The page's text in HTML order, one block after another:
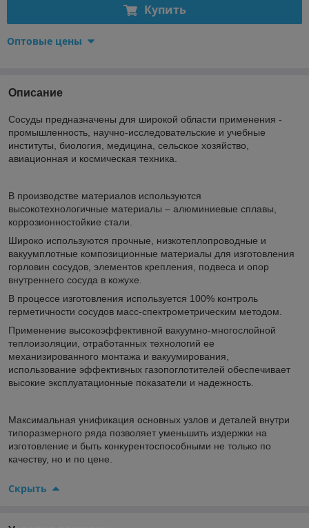
Купить
Оптовые цены
Описание
Сосуды предназначены для широкой области применения -
промышленность, научно-исследовательские и учебные
институты, биология, медицина, сельское хозяйство,
авиационная и космическая техника.
В производстве материалов используются
высокотехнологичные материалы – алюминиевые сплавы,
коррозионностойкие стали.
Широко используются прочные, низкотеплопроводные и
вакуумплотные композиционные материалы для изготовления
горловин сосудов, элементов крепления, подвеса и опор
внутреннего сосуда в кожухе.
В процессе изготовления используется 100% контроль
герметичности сосудов масс-спектрометрическим методом.
Применение высокоэффективной вакуумно-многослойной
теплоизоляции, отработанных технологий ее
механизированного монтажа и вакуумирования,
использование эффективных газопоглотителей обеспечивает
высокие эксплуатационные показатели и надежность.
Максимальная унификация основных узлов и деталей внутри
типоразмерного ряда позволяет уменьшить издержки на
изготовление и быть конкурентоспособными не только по
качеству, но и по цене.
Скрыть